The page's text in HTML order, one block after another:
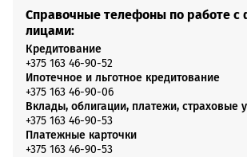
Справочные телефоны по работе с
лицами:
Кредитование
+375 163 46-90-52
Ипотечное и льготное кредитование
+375 163 46-90-06
Вклады, облигации, платежи, страховые
+375 163 46-90-53
Платежные карточки
+375 163 46-90-53